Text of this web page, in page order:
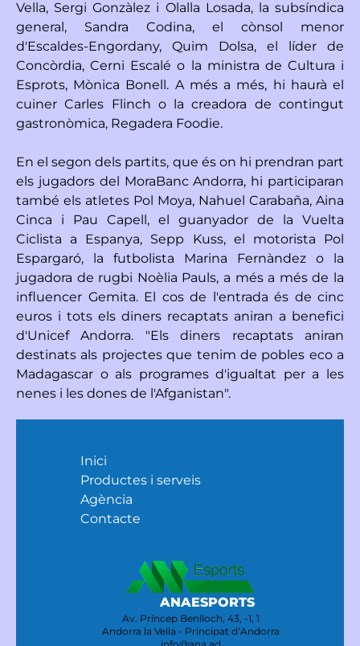
Vella, Sergi Gonzàlez i Olalla Losada, la subsíndica
general, Sandra Codina, el cònsol menor
d'Escaldes-Engordany, Quim Dolsa, el líder de
Concòrdia, Cerni Escalé o la ministra de Cultura i
Esprots, Mònica Bonell. A més a més, hi haurà el
cuiner Carles Flinch o la creadora de contingut
gastronòmica, Regadera Foodie.
En el segon dels partits, que és on hi prendran part
els jugadors del MoraBanc Andorra, hi participaran
també els atletes Pol Moya, Nahuel Carabaña, Aina
Cinca i Pau Capell, el guanyador de la Vuelta
Ciclista a Espanya, Sepp Kuss, el motorista Pol
Espargaró, la futbolista Marina Fernàndez o la
jugadora de rugbi Noèlia Pauls, a més a més de la
influencer Gemita. El cos de l'entrada és de cinc
euros i tots els diners recaptats aniran a benefici
d'Unicef Andorra. "Els diners recaptats aniran
destinats als projectes que tenim de pobles eco a
Madagascar o als programes d'igualtat per a les
nenes i les dones de l'Afganistan".
Inici
Productes i serveis
Agència
Contacte
ANAESPORTS
Av. Príncep Benlloch, 43, -1, 1
Andorra la Vella - Principat d’Andorra